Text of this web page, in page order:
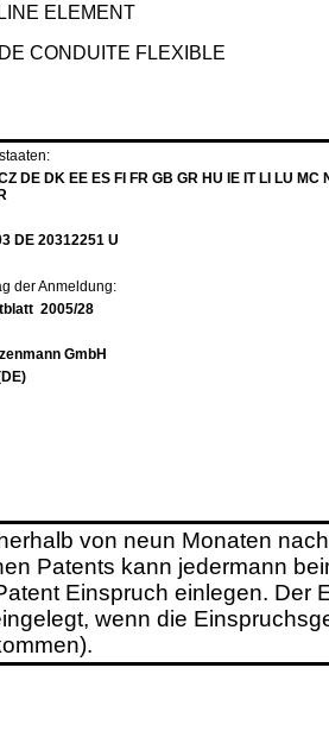
ELEMENT
CONDUITE FLEXIBLE
DE DK EE ES FI FR GB GR HU IE IT LI LU MC
DE 20312251 U
der Anmeldung:
2005/28
GmbH
von neun Monaten
Patents kann jedermann
Einspruch einlegen. Der
wenn die